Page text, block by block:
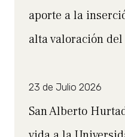
aporte a la
alta valoración
23 de Julio 2026
San Alberto